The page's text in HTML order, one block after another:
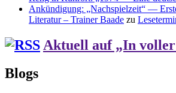
Ankündigung: „Nachspielzeit“ —
Literatur – Trainer Baade zu
Aktuell auf „In
Blogs